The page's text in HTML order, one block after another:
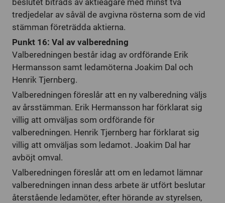
beslutet biträds av aktieägare med minst två
tredjedelar av såväl de avgivna rösterna som de vid
stämman företrädda aktierna.
Punkt 16: Val av valberedning
Valberedningen består idag av ordförande Erik
Hermansson samt ledamöterna Joakim Dal och
Henrik Tjernberg.
Valberedningen föreslår att en ny valberedning väljs
av årsstämman. Erik Hermansson har förklarat sig
villig att omväljas som ordförande för
valberedningen. Henrik Tjernberg har förklarat sig
villig att omväljas som ledamot. Joakim Dal har
avböjt omval.
Valberedningen föreslår att om en ledamot lämnar
valberedningen innan dess arbete är utfört beslutar
återstående ledamöter, efter hörande av styrelsen,